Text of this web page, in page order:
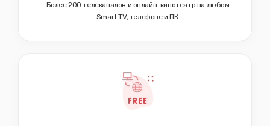
Более 200 телеканалов и онлайн-кинотеатр на любом
Smart TV, телефоне и ПК.